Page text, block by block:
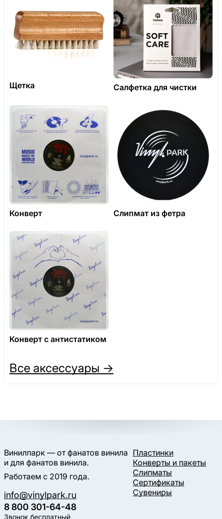
Щетка Салфетка для чистки
Конверт Слипмат из фетра
Конверт с антистатиком
Все аксессуары →
Винилпарк — от фанатов винила
и для фанатов винила.
Работаем с 2019 года.
info@vinylpark.ru
8 800 301-64-48
Звонок бесплатный
Пластинки
Конверты и пакеты
Слипматы
Сертификаты
Сувениры